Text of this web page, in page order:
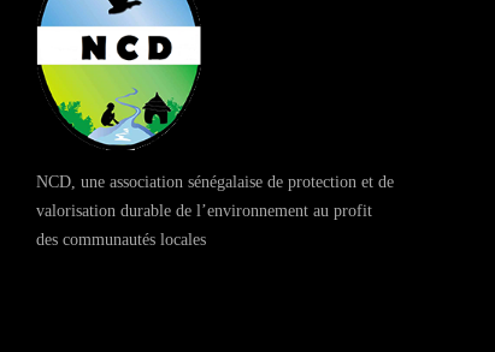
NCD, une association sénégalaise de protection et de
valorisation durable de l’environnement au profit
des communautés locales